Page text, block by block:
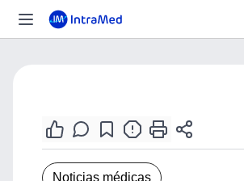
Noticias médicas